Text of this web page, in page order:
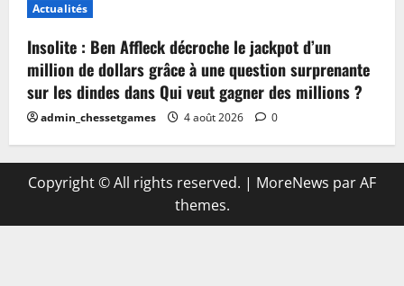
Actualités
Insolite : Ben Affleck décroche le jackpot d’un
million de dollars grâce à une question surprenante
sur les dindes dans Qui veut gagner des millions ?
admin_chessetgames 4 août 2026 0
Copyright © All rights reserved. | MoreNews par AF
themes.